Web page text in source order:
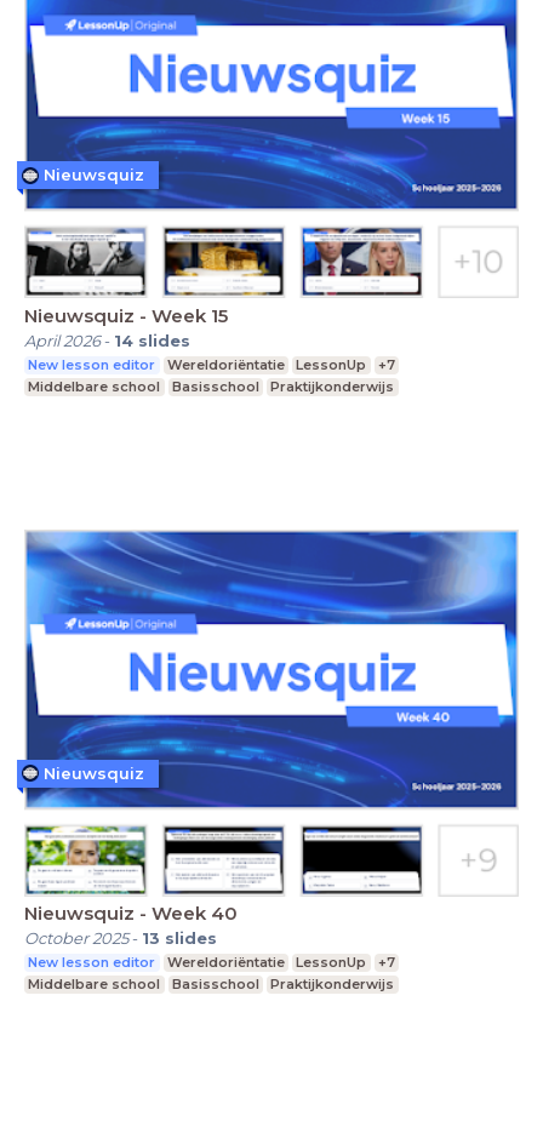
Nieuwsquiz - Week 15
April 2026- 14 slides
New lesson editor Wereldoriëntatie LessonUp
+7
Middelbare school
Basisschool Praktijkonderwijs
Nieuwsquiz
Nieuwsquiz - Week 40
October 2025- 13 slides
New lesson editor Wereldoriëntatie LessonUp
+7
Middelbare school
Basisschool Praktijkonderwijs
Nieuwsquiz